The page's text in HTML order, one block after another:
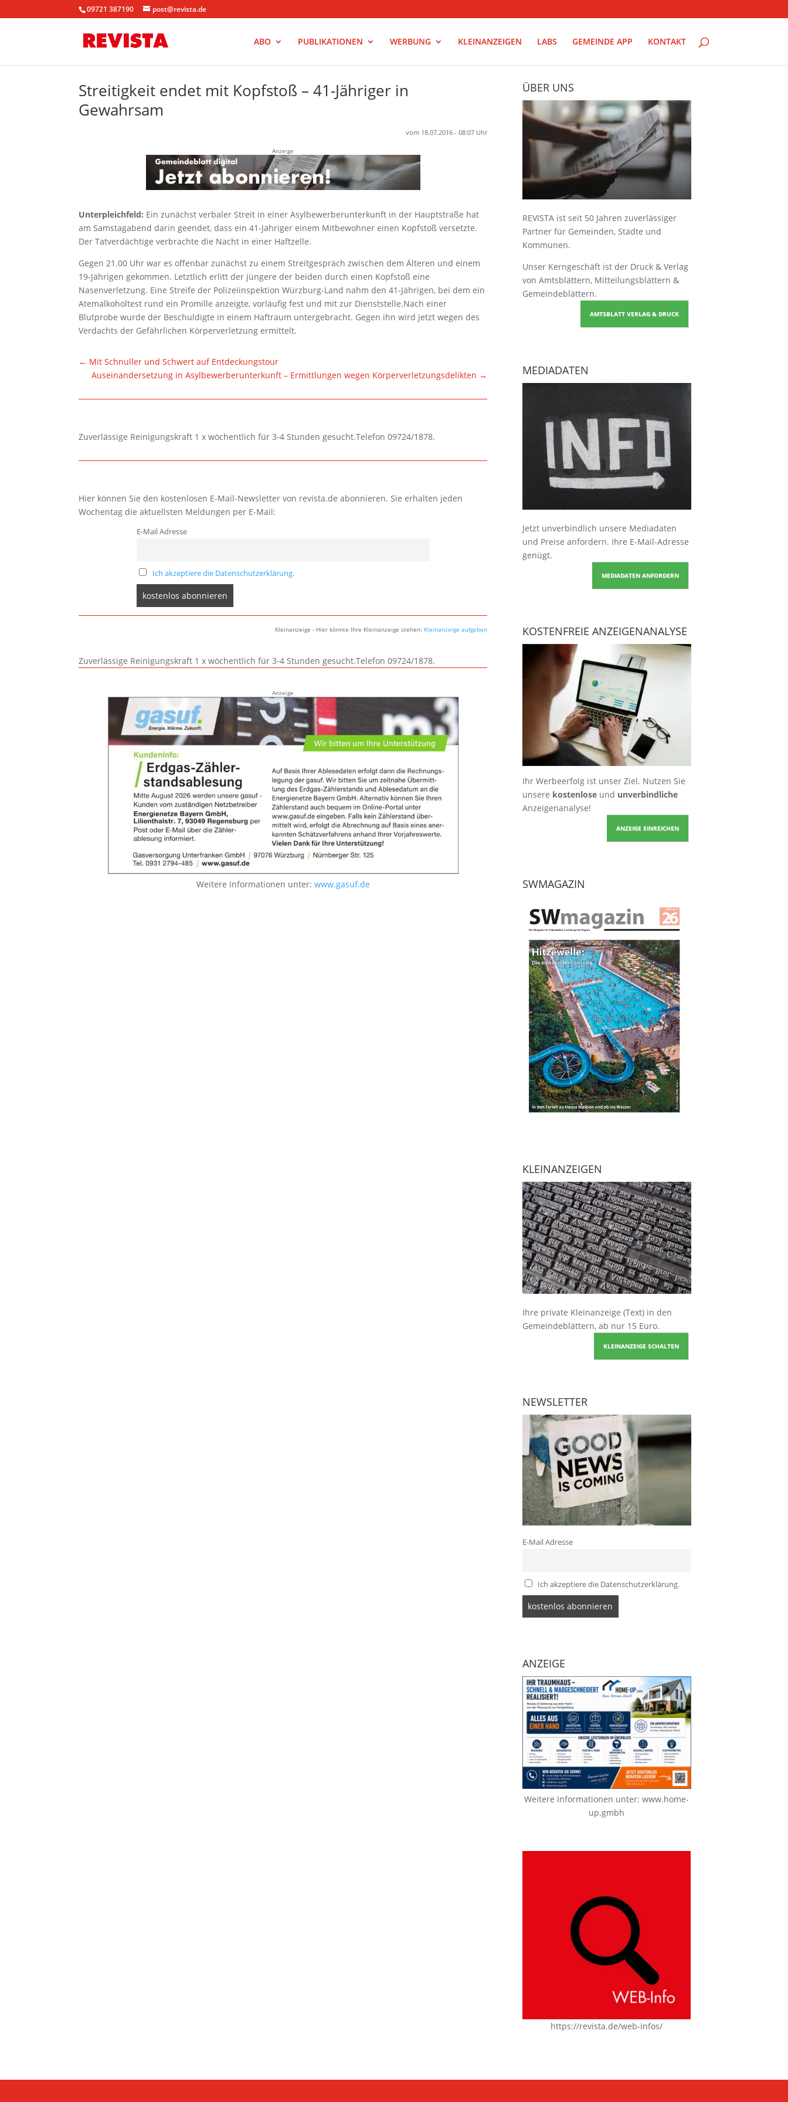
09721 387190 post@revista.de
ABO PUBLIKATIONEN WERBUNG KLEINANZEIGEN LABS GEMEINDE APP KONTAKT
Streitigkeit endet mit Kopfstoß – 41-Jähriger in
Gewahrsam
vom 18.07.2016 - 08:07 Uhr
Anzeige
Unterpleichfeld: Ein zunächst verbaler Streit in einer Asylbewerberunterkunft in der Hauptstraße hat
am Samstagabend darin geendet, dass ein 41-Jähriger einem Mitbewohner einen Kopfstoß versetzte.
Der Tatverdächtige verbrachte die Nacht in einer Haftzelle.
Gegen 21.00 Uhr war es offenbar zunächst zu einem Streitgespräch zwischen dem Älteren und einem
19-Jährigen gekommen. Letztlich erlitt der jüngere der beiden durch einen Kopfstoß eine
Nasenverletzung. Eine Streife der Polizeiinspektion Würzburg-Land nahm den 41-Jährigen, bei dem ein
Atemalkoholtest rund ein Promille anzeigte, vorläufig fest und mit zur Dienststelle.Nach einer
Blutprobe wurde der Beschuldigte in einem Haftraum untergebracht. Gegen ihn wird jetzt wegen des
Verdachts der Gefährlichen Körperverletzung ermittelt.
← Mit Schnuller und Schwert auf Entdeckungstour
Auseinandersetzung in Asylbewerberunterkunft – Ermittlungen wegen Körperverletzungsdelikten →
Zuverlässige Reinigungskraft 1 x wöchentlich für 3-4 Stunden gesucht.Telefon 09724/1878.
Hier können Sie den kostenlosen E-Mail-Newsletter von revista.de abonnieren. Sie erhalten jeden
Wochentag die aktuellsten Meldungen per E-Mail:
E-Mail Adresse
Ich akzeptiere die Datenschutzerklärung.
Kleinanzeige - Hier könnte Ihre Kleinanzeige stehen: Kleinanzeige aufgeben
Zuverlässige Reinigungskraft 1 x wöchentlich für 3-4 Stunden gesucht.Telefon 09724/1878.
Anzeige
Weitere Informationen unter: www.gasuf.de
ÜBER UNS
REVISTA ist seit 50 Jahren zuverlässiger
Partner für Gemeinden, Städte und
Kommunen.
Unser Kerngeschäft ist der Druck & Verlag
von Amtsblättern, Mitteilungsblättern &
Gemeindeblättern.
AMTSBLATT VERLAG & DRUCK
MEDIADATEN
Jetzt unverbindlich unsere Mediadaten
und Preise anfordern. Ihre E-Mail-Adresse
genügt.
MEDIADATEN ANFORDERN
KOSTENFREIE ANZEIGENANALYSE
Ihr Werbeerfolg ist unser Ziel. Nutzen Sie
unsere kostenloseund unverbindliche
Anzeigenanalyse!
ANZEIGE EINREICHEN
SWMAGAZIN
KLEINANZEIGEN
Ihre private Kleinanzeige (Text) in den
Gemeindeblättern, ab nur 15 Euro.
KLEINANZEIGE SCHALTEN
NEWSLETTER
E-Mail Adresse
Ich akzeptiere die Datenschutzerklärung.
ANZEIGE
Weitere Informationen unter:www.home-
up.gmbh
https://revista.de/web-infos/